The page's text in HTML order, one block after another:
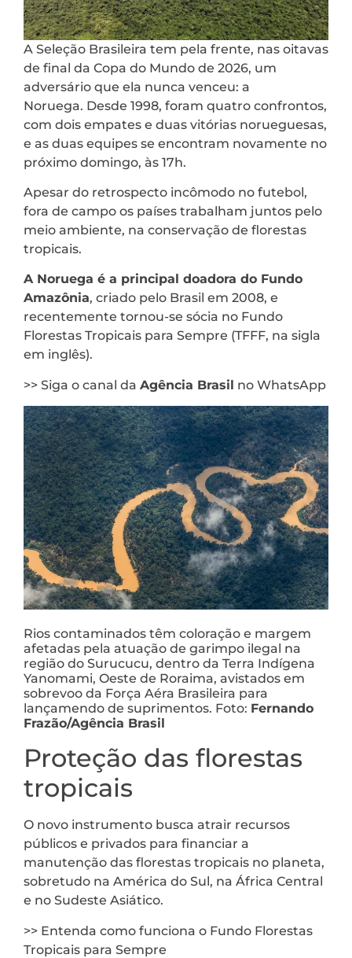
A Seleção Brasileira tem pela frente, nas oitavas
de final da Copa do Mundo de 2026, um
adversário que ela nunca venceu: a
Noruega. Desde 1998, foram quatro confrontos,
com dois empates e duas vitórias norueguesas,
e as duas equipes se encontram novamente no
próximo domingo, às 17h.
Apesar do retrospecto incômodo no futebol,
fora de campo os países trabalham juntos pelo
meio ambiente, na conservação de florestas
tropicais.
A Noruega é a principal doadora do Fundo
Amazônia, criado pelo Brasil em 2008, e
recentemente tornou-se sócia no Fundo
Florestas Tropicais para Sempre (TFFF, na sigla
em inglês).
>> Siga o canal da Agência Brasil no WhatsApp
Rios contaminados têm coloração e margem
afetadas pela atuação de garimpo ilegal na
região do Surucucu, dentro da Terra Indígena
Yanomami, Oeste de Roraima, avistados em
sobrevoo da Força Aéra Brasileira para
lançamendo de suprimentos. Foto: Fernando
Frazão/Agência Brasil
Proteção das florestas
tropicais
O novo instrumento busca atrair recursos
públicos e privados para financiar a
manutenção das florestas tropicais no planeta,
sobretudo na América do Sul, na África Central
e no Sudeste Asiático.
>> Entenda como funciona o Fundo Florestas
Tropicais para Sempre